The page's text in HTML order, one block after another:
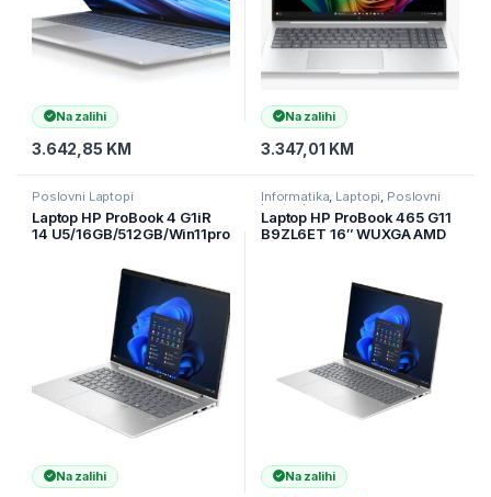
Na zalihi
3.642,85 KM
Na zalihi
3.347,01 KM
Poslovni Laptopi
Laptop HP ProBook 4 G1iR
14 U5/16GB/512GB/Win11pro
Na zalihi
Informatika, Laptopi, Poslovni
Laptopi
Laptop HP ProBook 465 G11
B9ZL6ET 16″ WUXGA AMD
Na zalihi